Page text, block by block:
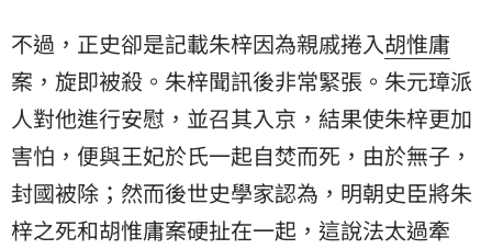
不過，正史卻是記載朱梓因為親戚捲入胡惟庸
案，旋即被殺。朱梓聞訊後非常緊張。朱元璋派
人對他進行安慰，並召其入京，結果使朱梓更加
害怕，便與王妃於氏一起自焚而死，由於無子，
封國被除；然而後世史學家認為，明朝史臣將朱
梓之死和胡惟庸案硬扯在一起，這說法太過牽